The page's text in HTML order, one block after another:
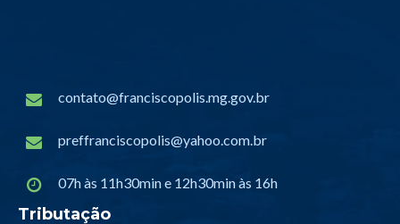
contato@franciscopolis.mg.gov.br
preffranciscopolis@yahoo.com.br
07h às 11h30min e 12h30min às 16h
Tributação